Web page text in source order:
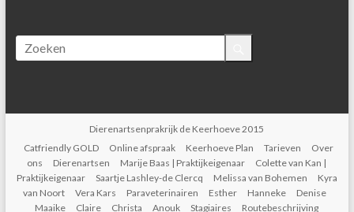
Dierenartsenprakrijk de Keerhoeve 2015
Catfriendly GOLD
Online afspraak Keerhoeve Plan Tarieven
Over
ons
Dierenartsen Marije Baas | Praktijkeigenaar
Colette van Kan |
Praktijkeigenaar
Saartje Lashley-de Clercq Melissa van Bohemen
Kyra
van Noort
Vera Kars Paraveterinairen Esther Hanneke
Denise
Maaike
Claire Christa Anouk Stagiaires Routebeschrijving